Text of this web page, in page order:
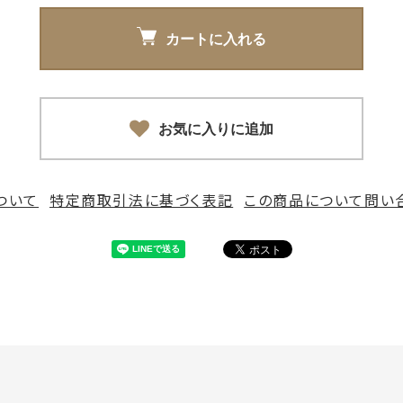
カートに入れる
お気に入りに追加
いて 特定商取引法に基づく表記 この商品について問い